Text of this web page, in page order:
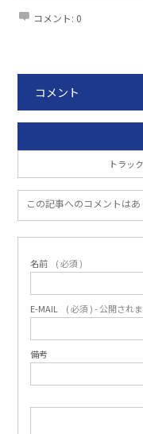
コメント: 0
コメント
トラッ
この記事へのコメントはあ
名前 ( 必須 )
E-MAIL ( 必須 ) - 公開され
備考